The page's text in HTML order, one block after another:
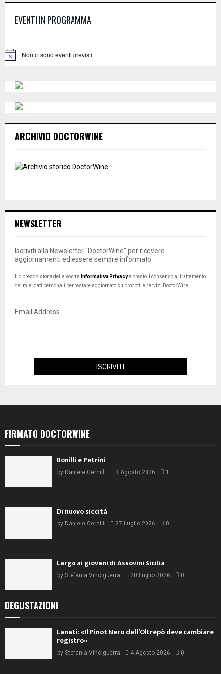
o
EVENTI IN PROGRAMMA
N
Non ci sono eventi previsti.
ARCHIVIO DOCTORWINE
NEWSLETTER
Iscriviti alla Newsletter "DoctorWine" per ricevere
aggiornamenti ed essere sempre informato.
Ho preso visione della vostra Informativa Privacye presto il consenso al trattamento
dei miei dati personali per restare aggiornato su prodotti e servizi DoctorWine.
Email Address
FIRMATO DOCTORWINE
Bonilli e Petrini
by Daniele Cernilli 3 Agosto 2026 1
Di nuovo siccità
by Daniele Cernilli 27 Luglio 2026 0
Largo ai giovani di Assovini Sicilia
by Stefania Vinciguerra 20 Luglio 2026 0
DEGUSTAZIONI
Lanati: «Il Pinot Nero dell’Oltrepò deve cambiare
registro»
by Stefania Vinciguerra 4 Agosto 2026 0